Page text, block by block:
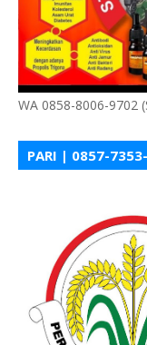
WA 0858-8006-9702
PARI | 0857-